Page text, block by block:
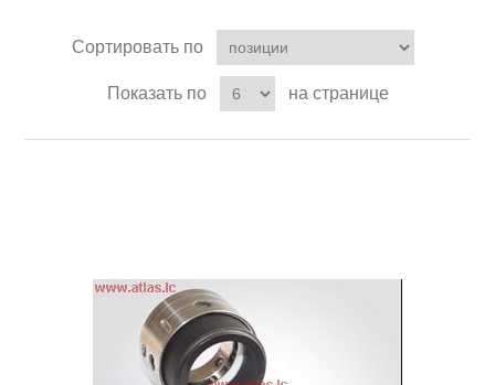
Сортировать по
Показать по на странице